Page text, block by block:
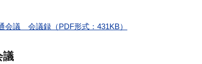
会議 会議録（PDF形式：431KB）
議